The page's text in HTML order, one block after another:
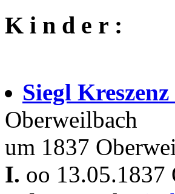
K i n d e r :
Siegl Kreszenz
Oberweilbach
um 1837
I. oo